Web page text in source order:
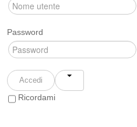
Password
Accedi
Ricordami